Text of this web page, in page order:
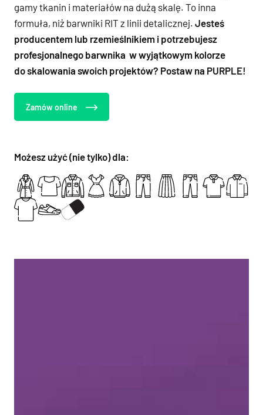
gamy tkanin i materiałów na dużą skalę. To inna
formuła, niż barwniki RIT z linii detalicznej. Jesteś
producentem lub rzemieślnikiem i potrzebujesz
profesjonalnego barwnika w wyjątkowym kolorze
do skalowania swoich projektów? Postaw na PURPLE!
Zamów online
Możesz użyć (nie tylko) dla: